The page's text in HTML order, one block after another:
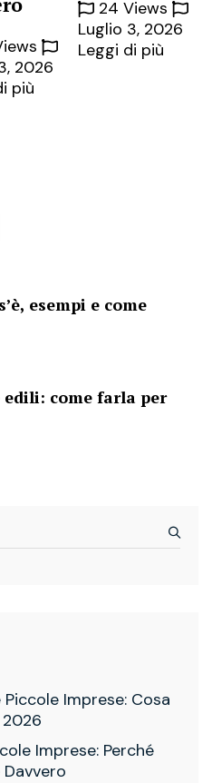
Imprese: Cosa
2026
Imprese: Perché
2026
più
24 Views
Luglio 3, 2026
Leggi di più
esempi e come
come farla per